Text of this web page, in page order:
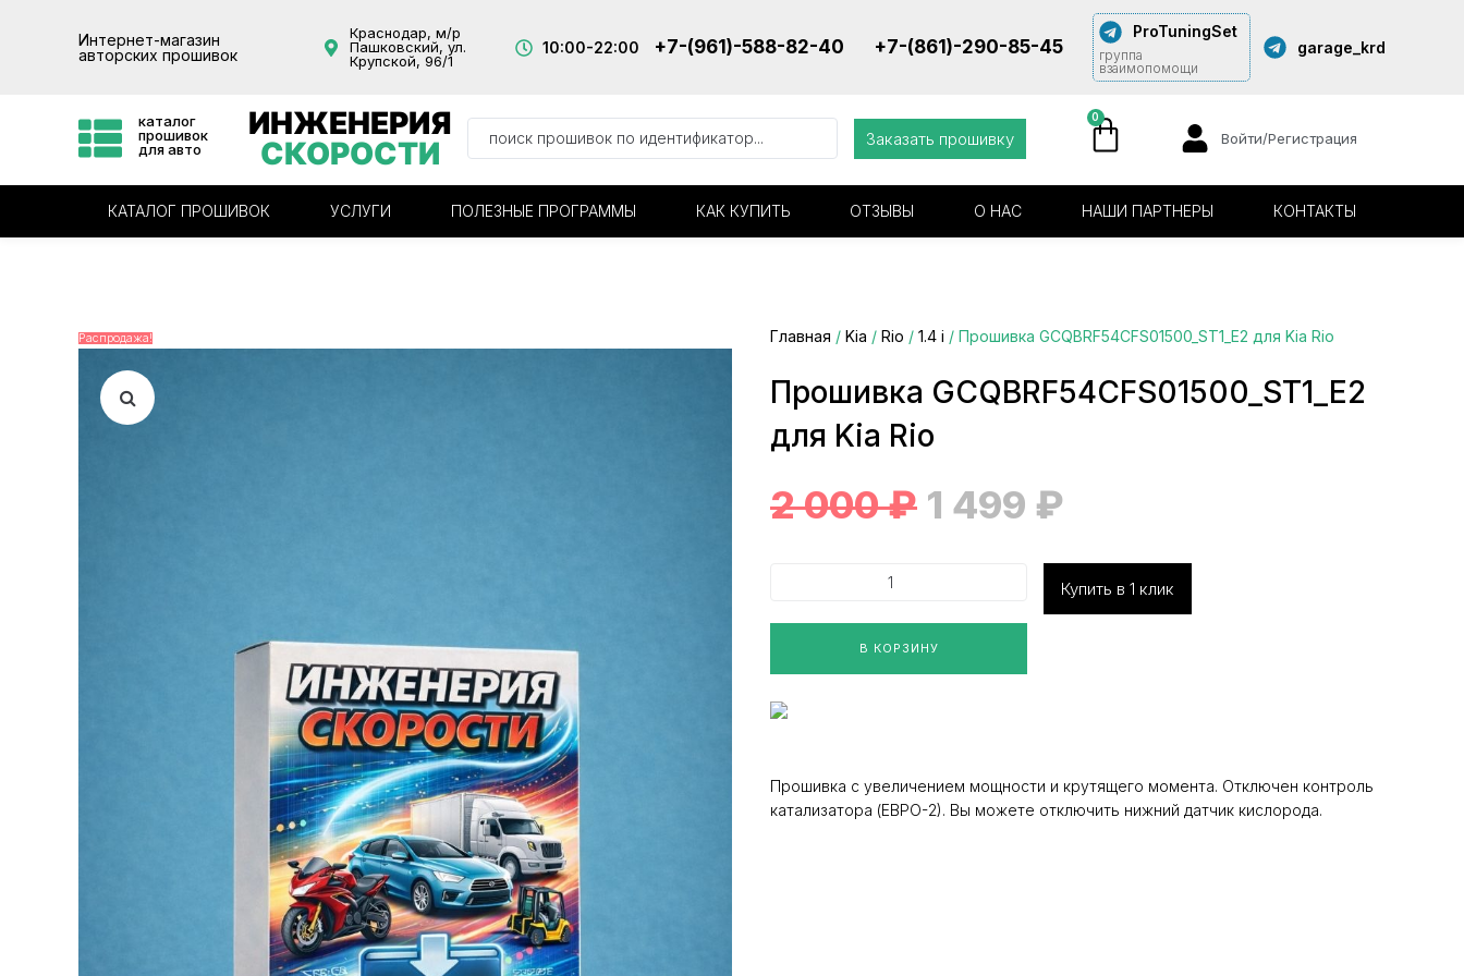
Интернет-магазин
авторских прошивок
Краснодар, м/р
Пашковский, ул.
Крупской, 96/1
10:00-22:00 +7-(961)-588-82-40 +7-(861)-290-85-45
ProTuningSet
группа
взаимопомощи
garage_krd
каталог
прошивок
для авто
ИНЖЕНЕРИЯ
СКОРОСТИ
Заказать прошивку
0
Войти/Регистрация
КАТАЛОГ ПРОШИВОК УСЛУГИ ПОЛЕЗНЫЕ ПРОГРАММЫ КАК КУПИТЬ ОТЗЫВЫ О НАС НАШИ ПАРТНЕРЫ КОНТАКТЫ
Распродажа! Главная / Kia / Rio / 1.4 i / Прошивка GCQBRF54CFS01500_ST1_E2 для Kia Rio
Прошивка GCQBRF54CFS01500_ST1_E2
для Kia Rio
2 000₽ 1 499 ₽
В КОРЗИНУ
Купить в 1 клик
Прошивка с увеличением мощности и крутящего момента. Отключен контроль
катализатора (ЕВРО-2). Вы можете отключить нижний датчик кислорода.